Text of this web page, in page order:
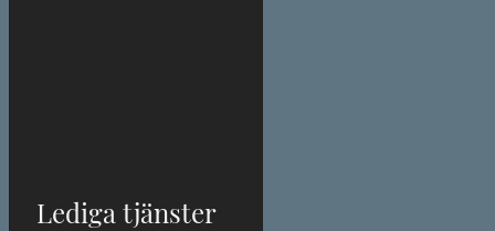
Lediga tjänster